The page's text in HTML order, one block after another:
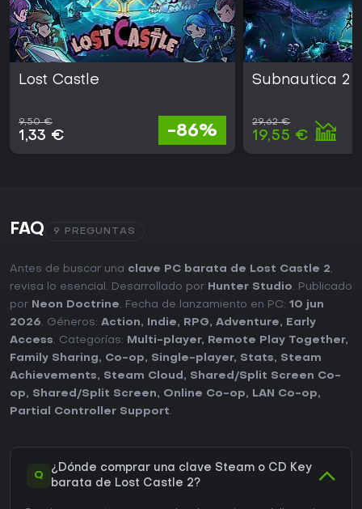
Lost Castle
9,50 €
1,33 € -86%
Subnautica 2
29,62 €
19,55 €
FAQ 9 PREGUNTAS
Antes de buscar una clave PC barata de Lost Castle 2,
revisa lo esencial. Desarrollado por Hunter Studio. Publicado
por Neon Doctrine. Fecha de lanzamiento en PC: 10 jun
2026. Géneros: Action, Indie, RPG, Adventure,
Early
Access. Categorías: Multi-player, Remote Play Together,
Family Sharing, Co-op, Single-player, Stats, Steam
Achievements, Steam Cloud , Shared/Split Screen Co-
op, Shared/Split Screen, Online Co-op, LAN Co-op,
Partial Controller Support.
Q
¿Dónde comprar una clave Steam o CD Key
barata de Lost Castle 2?